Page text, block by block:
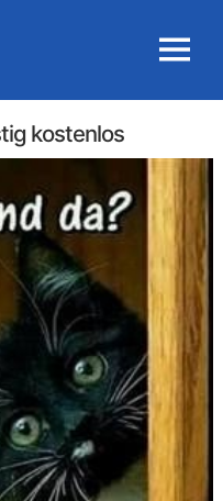
MENU
kostenlos